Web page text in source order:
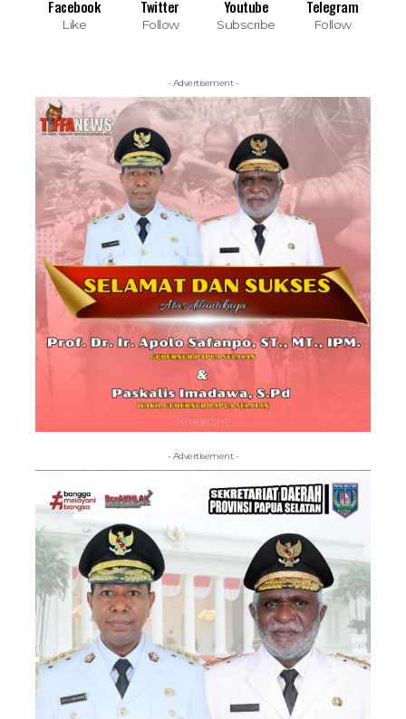
Facebook
Like
Twitter
Follow
Youtube
Subscribe
Telegram
Follow
- Advertisement -
- Advertisement -